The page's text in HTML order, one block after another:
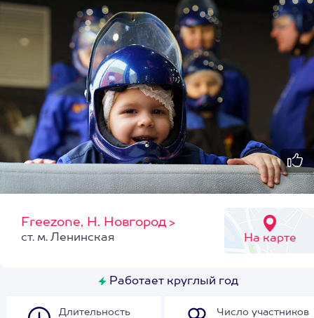
Freezone, Н. Новгород >
На карте
ст. м. Ленинская
Работает круглый год
Длительность
Число участников